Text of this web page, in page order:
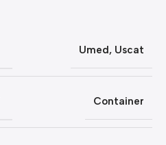
Umed, Uscat
Container